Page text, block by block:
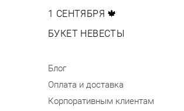
1 СЕНТЯБРЯ 🍁
БУКЕТ НЕВЕСТЫ
Блог
Оплата и доставка
Корпоративным клиентам